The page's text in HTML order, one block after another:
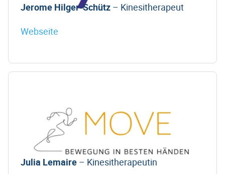
Jerome Hilger-Schütz – Kinesitherapeut
Webseite
Julia Lemaire – Kinesitherapeutin